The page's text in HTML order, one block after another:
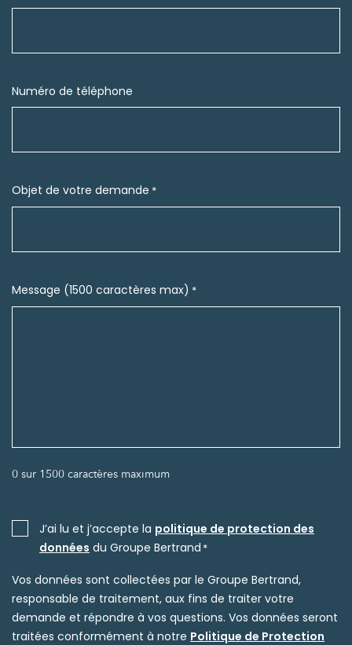
Numéro de téléphone
Objet de votre demande *
Message (1500 caractères max) *
0 sur 1500 caractères maximum
RGPDJ’ai lu et j’accepte la politique de protection des
données du Groupe Bertrand *
Vos données sont collectées par le Groupe Bertrand,
responsable de traitement, aux fins de traiter votre
demande et répondre à vos questions. Vos données seront
traitées conformément à notre Politique de Protection